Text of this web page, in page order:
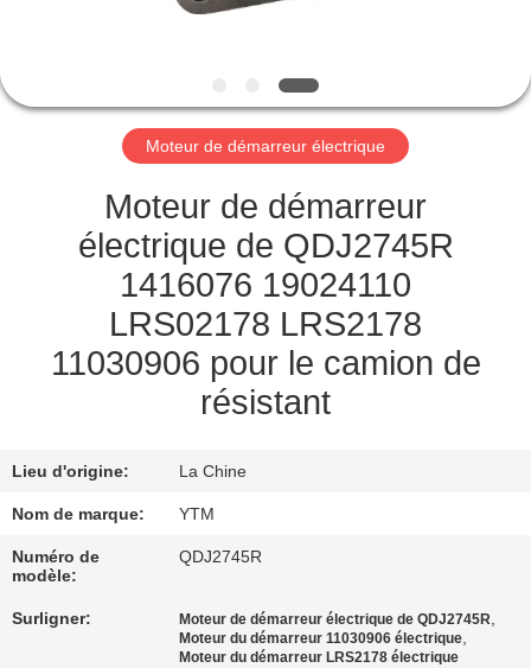
VISITE
D'USINE
CONTRÔLE
QUALITÉ
CONTACTEZ-
DEMANDEZ
UNE
CITATION
Moteur de démarreur électrique
Moteur de démarreur
électrique de QDJ2745R
1416076 19024110
LRS02178 LRS2178
11030906 pour le camion de
résistant
Lieu d'origine: La Chine
Nom de marque: YTM
Numéro de
modèle:
QDJ2745R
Surligner: Moteur de démarreur électrique de QDJ2745R,
Moteur du démarreur 11030906 électrique,
Moteur du démarreur LRS2178 électrique